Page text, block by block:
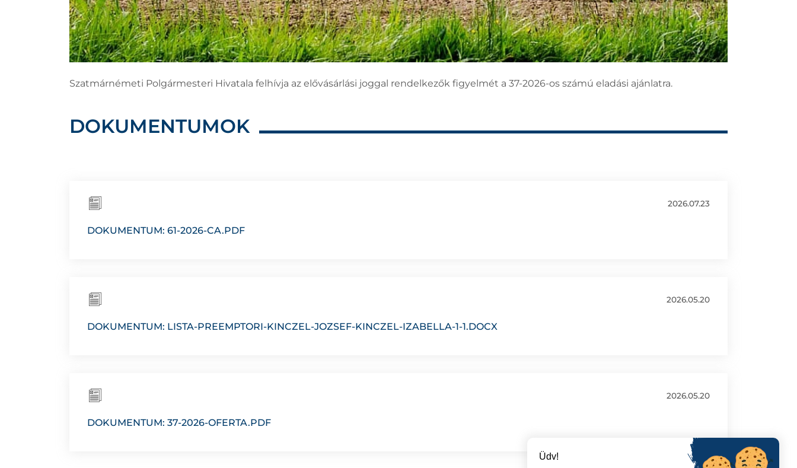
Szatmárnémeti Polgármesteri Hivatala felhívja az elővásárlási joggal rendelkezők figyelmét a 37-2026-os számú eladási ajánlatra.
DOKUMENTUMOK
2026.07.23
DOKUMENTUM: 61-2026-CA.PDF
2026.05.20
DOKUMENTUM: LISTA-PREEMPTORI-KINCZEL-JOZSEF-KINCZEL-IZABELLA-1-1.DOCX
2026.05.20
DOKUMENTUM: 37-2026-OFERTA.PDF
Üdv!